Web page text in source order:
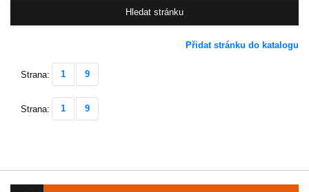
Přidat stránku do katalogu
Strana: 1 9
Strana: 1 9